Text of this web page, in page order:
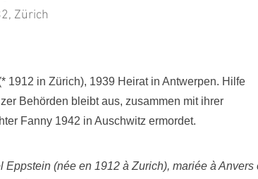
Zürich
1912 in Zürich), 1939 Heirat in Antwerpen. Hilfe
Behörden bleibt aus, zusammen mit ihrer
Fanny 1942 in Auschwitz ermordet.
Eppstein (née en 1912 à Zurich), mariée à Anvers